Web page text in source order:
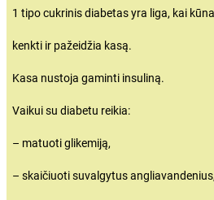
1 tipo cukrinis diabetas yra liga, kai
kenkti ir pažeidžia kasą.
Kasa nustoja gaminti insuliną.
Vaikui su diabetu reikia:
– matuoti glikemiją,
– skaičiuoti suvalgytus angliavandenius,